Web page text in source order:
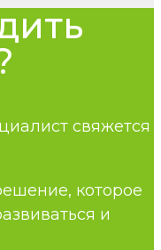
свяжется
которое
и